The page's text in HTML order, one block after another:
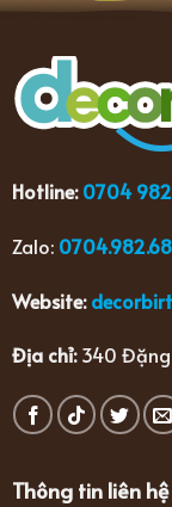
Hotline:0704
Zalo:
Website:
Địa chỉ:340 Đặng
Thông tin liên hệ